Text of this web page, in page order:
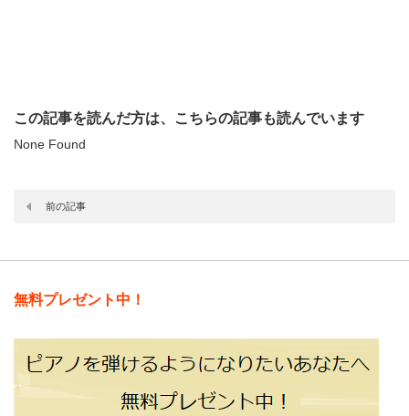
この記事を読んだ方は、こちらの記事も読んでいます
None Found
前の記事
無料プレゼント中！